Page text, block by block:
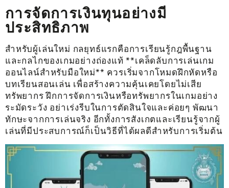
การจัดการเงินทุนอย่างมี
ประสิทธิภาพ
สำหรับผู้เล่นใหม่ กลยุทธ์แรกคือการเรียนรู้กฎพื้นฐาน
และกลไกของเกมอย่างถ่องแท้ **เคล็ดลับการเล่นเกม
ออนไลน์สำหรับมือใหม่** ควรเริ่มจากโหมดฝึกหัดหรือ
บทเรียนสอนเล่น เพื่อสร้างความคุ้นเคยโดยไม่เสีย
ทรัพยากร ฝึกการจัดการเงินหรือทรัพยากรในเกมอย่าง
ระมัดระวัง อย่าเร่งรีบในการตัดสินใจและค่อยๆ พัฒนา
ทักษะจากการเล่นจริง อีกทั้งการสังเกตและเรียนรู้จากผู้
เล่นที่มีประสบการณ์ก็เป็นวิธีที่ได้ผลดีสำหรับการเริ่มต้น